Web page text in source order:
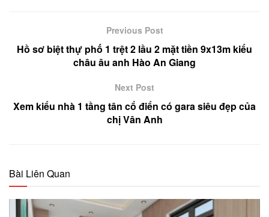
Previous Post
Hồ sơ biệt thự phố 1 trệt 2 lầu 2 mặt tiền 9x13m kiểu
châu âu anh Hào An Giang
Next Post
Xem kiểu nhà 1 tầng tân cổ điển có gara siêu đẹp của
chị Vân Anh
Bài Liên Quan